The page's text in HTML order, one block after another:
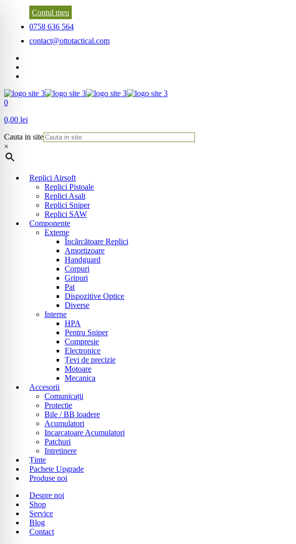
Contul meu
0758 636 564
contact@ottotactical.com
0
0,00 lei
Cauta in site
×
Replici Airsoft
Replici Pistoale
Replici Asalt
Replici Sniper
Replici SAW
Componente
Externe
Încărcătoare Replici
Amortizoare
Handguard
Corpuri
Gripuri
Pat
Dispozitive Optice
Diverse
Interne
HPA
Pentru Sniper
Compresie
Electronice
Țevi de precizie
Motoare
Mecanica
Accesorii
Comunicații
Protectie
Bile / BB loadere
Acumulatori
Incarcatoare Acumulatori
Patchuri
Intretinere
Ținte
Pachete Upgrade
Produse noi
Despre noi
Shop
Service
Blog
Contact